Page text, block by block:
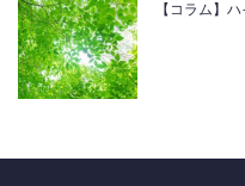
【コラム】